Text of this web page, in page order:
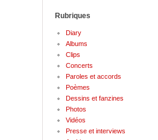
Rubriques
Diary
Albums
Clips
Concerts
Paroles et accords
Poèmes
Dessins et fanzines
Photos
Vidéos
Presse et interviews